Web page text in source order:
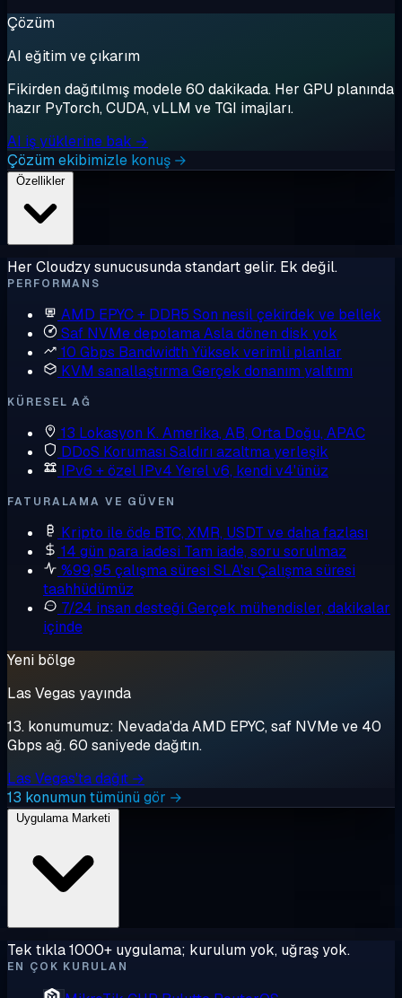
Çözüm
AI eğitim ve çıkarım
Fikirden dağıtılmış modele 60 dakikada. Her GPU planında
hazır PyTorch, CUDA, vLLM ve TGI imajları.
AI iş yüklerine bak →
Çözüm ekibimizle konuş →
Özellikler
Her Cloudzy sunucusunda standart gelir. Ek değil.
PERFORMANS
AMD EPYC + DDR5 Son nesil çekirdek ve bellek
Saf NVMe depolamaAsla dönen disk yok
10 Gbps Bandwidth Yüksek verimli planlar
KVM sanallaştırmaGerçek donanım yalıtımı
KÜRESEL AĞ
13 Lokasyon K. Amerika, AB, Orta Doğu, APAC
DDoS Koruması Saldırı azaltma yerleşik
IPv6 + özel IPv4 Yerel v6, kendi v4'ünüz
FATURALAMA VE GÜVEN
Kripto ile öde BTC, XMR, USDT ve daha fazlası
14 gün para iadesi Tam iade, soru sorulmaz
%99,95 çalışma süresi SLA'sı Çalışma süresi
taahhüdümüz
7/24 insan desteği Gerçek mühendisler, dakikalar
içinde
Yeni bölge
Las Vegas yayında
13. konumumuz: Nevada'da AMD EPYC, saf NVMe ve 40
Gbps ağ. 60 saniyede dağıtın.
Las Vegas'ta dağıt →
13 konumun tümünü gör →
Tek tıkla 1000+ uygulama; kurulum yok, uğraş yok.
EN ÇOK KURULAN